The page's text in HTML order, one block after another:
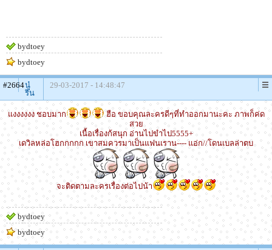
bydtoey
bydtoey
#2664นู๋
ริน
29-03-2017 - 14:48:47
แงงงงงง ชอบมาก
ฮือ ขอบคุณละครดีๆที่ทำออกมานะคะ ภาพก็ค่ด
สวย
เนื้อเรื่องก้สนุก อ่านไปขำไป5555+
เดวิลหล่อโฮกกกกก เขาสมควรมาเป็นแฟนเราน---- แอ่ก//โดนเบลล่าตบ
จะติดตามละครเรื่องต่อไปน้า
bydtoey
bydtoey